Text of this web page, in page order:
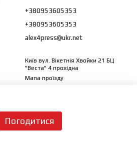
+380953605353
+380953605353
alex4press@ukr.net
Київ вул. Вікетнія Хвойки 21 БЦ
"Веста" 4 прохідна
Мапа проїзду
Погодитися